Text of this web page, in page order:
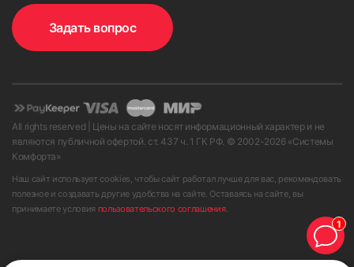
Задать вопрос
All rights reserved | Цены на сайте носят информационный характер и не
являются публичной офертой. ст. 437 ч. 1 ГК РФ. © 2002-2026 «Системы
Комфорта»
Наш сайт использует cookies, чтобы сайт работал лучше для вас, рекомендовать
полезное и создавать другие удобства на сайте. Оставаясь на сайте, вы
принимаете условия пользовательского соглашения.
1